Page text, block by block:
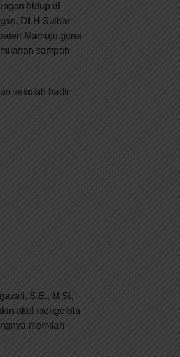
hidup di
DLH Sulbar
Mamuju guna
sampah
sekolah hadir
S.E., M.Si,
aktif mengelola
memilah